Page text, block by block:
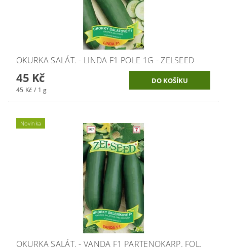
OKURKA SALÁT. - LINDA F1 POLE 1G - ZELSEED
45 Kč
45 Kč / 1 g
Novinka
OKURKA SALÁT. - VANDA F1 PARTENOKARP. FOL.